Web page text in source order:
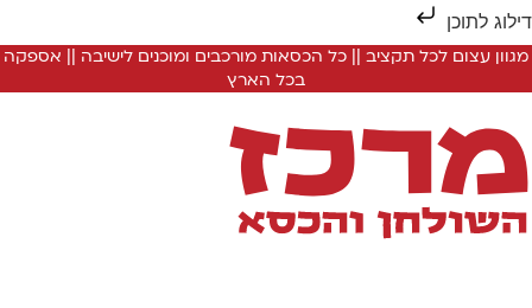
לתוכן
מגוון עצום לכל תקציב || כל הכסאות מורכבים ומוכנים לישיבה || אספקה
בכל הארץ